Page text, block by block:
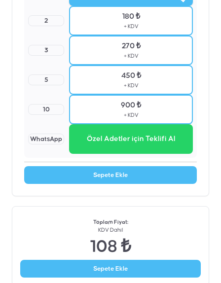
2
180 ₺
+ KDV
3
270 ₺
+ KDV
5
450 ₺
+ KDV
10
900 ₺
+ KDV
WhatsApp Özel Adetler için Teklifi Al
Sepete Ekle
Toplam Fiyat:
KDV Dahil
108 ₺
Sepete Ekle